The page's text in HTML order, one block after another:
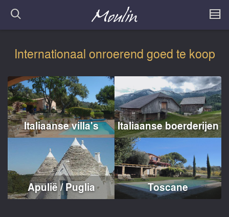
Internationaal onroerend goed te koop
Italiaanse villa's Italiaanse boerderijen
Apulië / Puglia Toscane